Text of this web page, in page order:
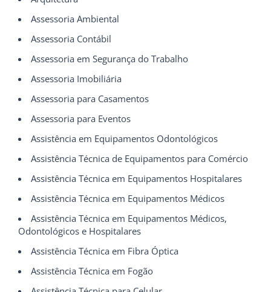
Assessoria Ambiental
Assessoria Contábil
Assessoria em Segurança do Trabalho
Assessoria Imobiliária
Assessoria para Casamentos
Assessoria para Eventos
Assistência em Equipamentos Odontológicos
Assistência Técnica de Equipamentos para Comércio
Assistência Técnica em Equipamentos Hospitalares
Assistência Técnica em Equipamentos Médicos
Assistência Técnica em Equipamentos Médicos,
Odontológicos e Hospitalares
Assistência Técnica em Fibra Óptica
Assistência Técnica em Fogão